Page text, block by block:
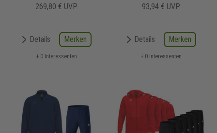
269,80 € UVP
Details Merken
+ 0 Interessenten
93,94 € UVP
Details Merken
+ 0 Interessenten